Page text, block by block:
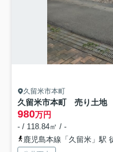
久留米市本町
久留米市本町 売り土地
980万円
- / 118.84㎡ / -
鹿児島本線「久留米」駅